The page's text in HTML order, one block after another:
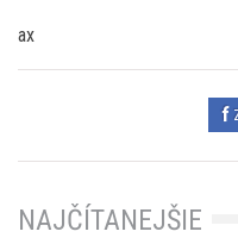
ax
NAJČÍTANEJŠIE